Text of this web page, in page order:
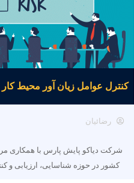
کنترل عوامل زیان آور محیط کار
رضائیان
شرکت دیاکو پایش پارس با همکاری
کشور در حوزه شناسایی، ارزیابی و